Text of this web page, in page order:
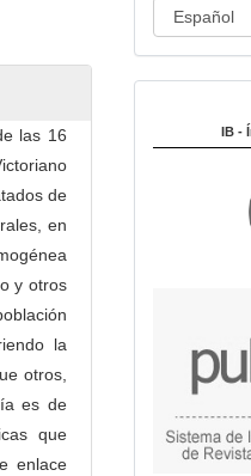
las 16
de
en
y otros
la
otros,
es de
que
enlace
o
IB -